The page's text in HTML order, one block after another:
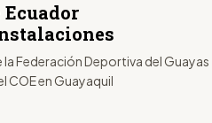
Federación Deportiva del Guayas
COE en Guayaquil